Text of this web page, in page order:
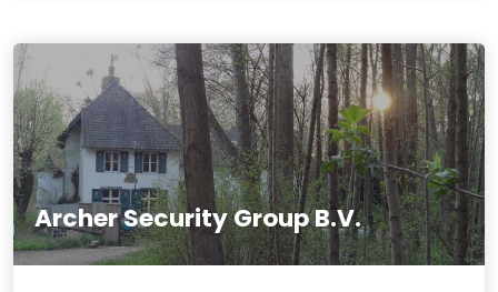
Archer Security Group B.V.